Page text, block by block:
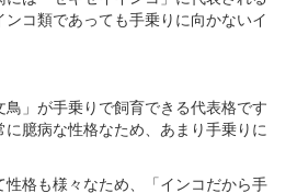
コ類であっても手乗りに向かないイ
」が手乗りで飼育できる代表格です
臆病な性格なため、あまり手乗りに
格も様々なため、「インコだから手